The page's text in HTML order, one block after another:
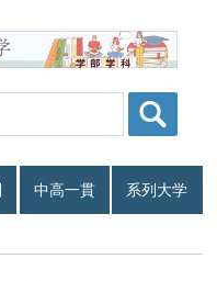
中高一貫 系列大学